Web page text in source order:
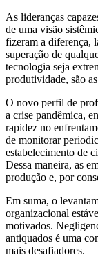
As lideranças
de uma visão
fizeram a diferença,
superação de
tecnologia seja
produtividade, são
O novo perfil de
a crise pandêmica,
rapidez no
de monitorar
estabelecimento de
Dessa maneira, as
produção e, por
Em suma, o
organizacional
motivados.
antiquados é uma
mais desafiadores.